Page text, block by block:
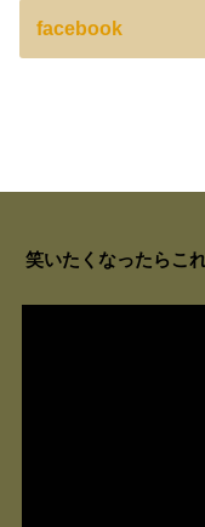
facebook
笑いたくなったらこ